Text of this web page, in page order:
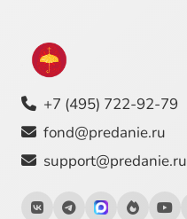
+7 (495) 722-92-79
fond@predanie.ru
support@predanie.ru